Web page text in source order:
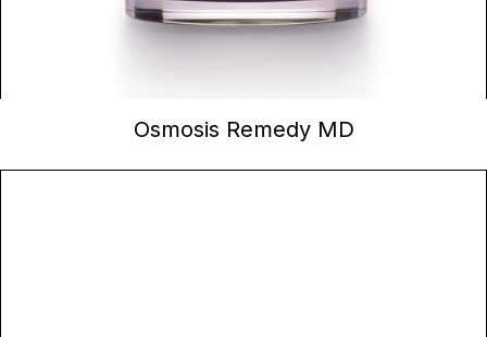
CONTINUER LA LECTURE
Osmosis Remedy MD